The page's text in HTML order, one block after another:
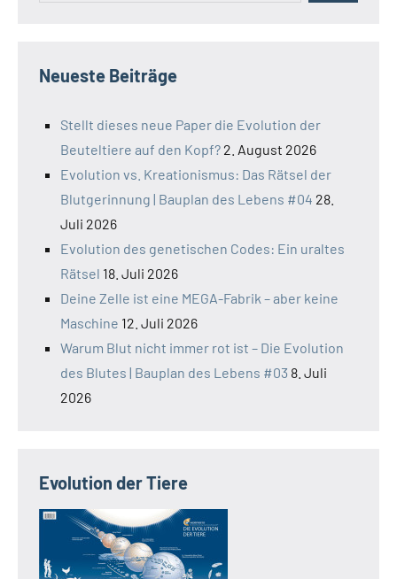
Neueste Beiträge
Stellt dieses neue Paper die Evolution der
Beuteltiere auf den Kopf? 2. August 2026
Evolution vs. Kreationismus: Das Rätsel der
Blutgerinnung | Bauplan des Lebens #04 28.
Juli 2026
Evolution des genetischen Codes: Ein uraltes
Rätsel 18. Juli 2026
Deine Zelle ist eine MEGA-Fabrik – aber keine
Maschine 12. Juli 2026
Warum Blut nicht immer rot ist – Die Evolution
des Blutes | Bauplan des Lebens #03 8. Juli
2026
Evolution der Tiere